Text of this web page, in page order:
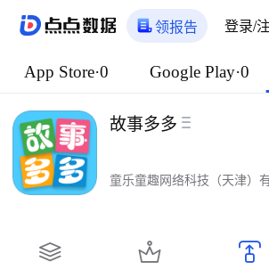
领报告 登录/
App Store·0 Google Play·0
故事多多
童乐童趣网络科技（天津）